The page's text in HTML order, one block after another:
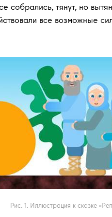
тянут, но
все возможные
Рис. 1. Иллюстрация к сказке